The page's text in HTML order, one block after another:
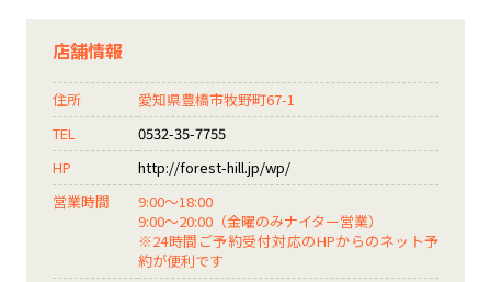
店舗情報
住所
愛知県豊橋市牧野町67-1
TEL
0532-35-7755
HP
http://forest-hill.jp/wp/
営業時間
9:00～18:00
9:00～20:00（金曜のみナイター営業）
※24時間ご予約受付対応のHPからのネット予
約が便利です